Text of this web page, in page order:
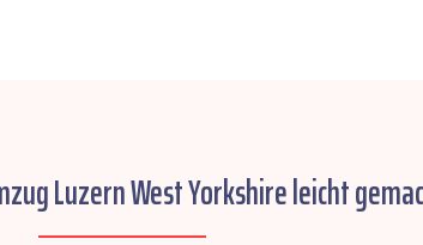
Luzern West Yorkshire leicht